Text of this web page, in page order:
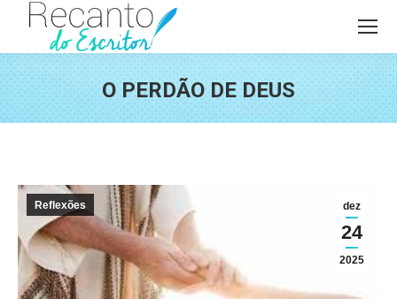
O PERDÃO DE DEUS
dez
24
2025
Reflexões